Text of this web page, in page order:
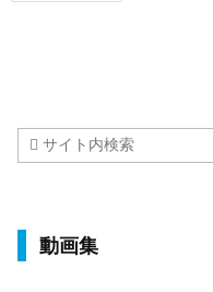
動画集